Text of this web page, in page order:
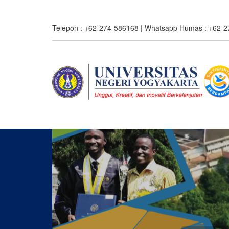
Telepon : +62-274-586168 | Whatsapp Humas : +62-